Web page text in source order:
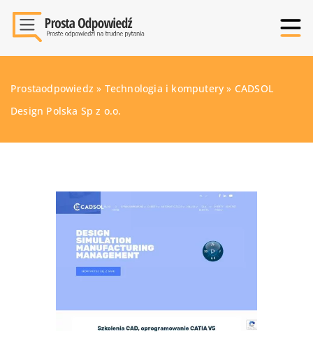
Prostaodpowiedz » Technologia i komputery » CADSOL
Design Polska Sp z o.o.